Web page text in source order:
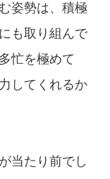
姿勢は、積極
も取り組んで
忙を極めて
してくれるか
当たり前でし